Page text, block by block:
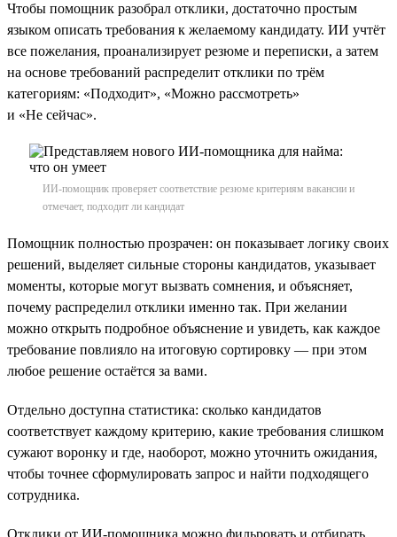
Чтобы помощник разобрал отклики, достаточно простым
языком описать требования к желаемому кандидату. ИИ учтёт
все пожелания, проанализирует резюме и переписки, а затем
на основе требований распределит отклики по трём
категориям: «Подходит», «Можно рассмотреть»
и «Не сейчас».
ИИ-помощник проверяет соответствие резюме критериям вакансии и
отмечает, подходит ли кандидат
Помощник полностью прозрачен: он показывает логику своих
решений, выделяет сильные стороны кандидатов, указывает
моменты, которые могут вызвать сомнения, и объясняет,
почему распределил отклики именно так. При желании
можно открыть подробное объяснение и увидеть, как каждое
требование повлияло на итоговую сортировку — при этом
любое решение остаётся за вами.
Отдельно доступна статистика: сколько кандидатов
соответствует каждому критерию, какие требования слишком
сужают воронку и где, наоборот, можно уточнить ожидания,
чтобы точнее сформулировать запрос и найти подходящего
сотрудника.
Отклики от ИИ-помощника можно фильровать и отбирать